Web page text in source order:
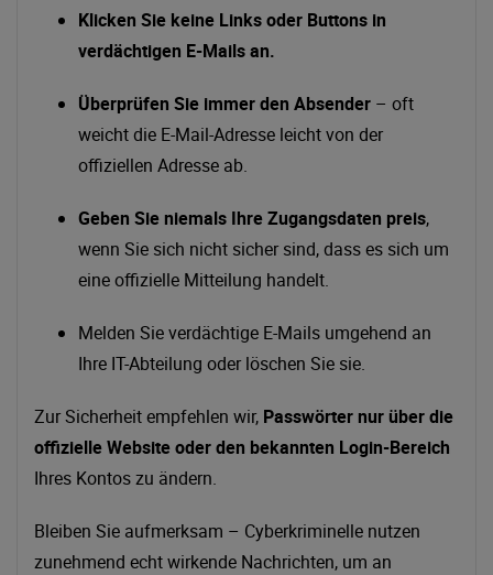
Klicken Sie keine Links oder Buttons in
verdächtigen E-Mails an.
Überprüfen Sie immer den Absender – oft
weicht die E-Mail-Adresse leicht von der
offiziellen Adresse ab.
Geben Sie niemals Ihre Zugangsdaten preis,
wenn Sie sich nicht sicher sind, dass es sich um
eine offizielle Mitteilung handelt.
Melden Sie verdächtige E-Mails umgehend an
Ihre IT-Abteilung oder löschen Sie sie.
Zur Sicherheit empfehlen wir, Passwörter nur über die
offizielle Website oder den bekannten Login-Bereich
Ihres Kontos zu ändern.
Bleiben Sie aufmerksam – Cyberkriminelle nutzen
zunehmend echt wirkende Nachrichten, um an